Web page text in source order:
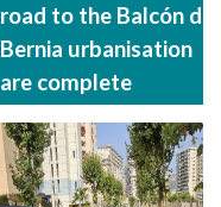
road to the Balcón de
Bernia urbanisation
are complete